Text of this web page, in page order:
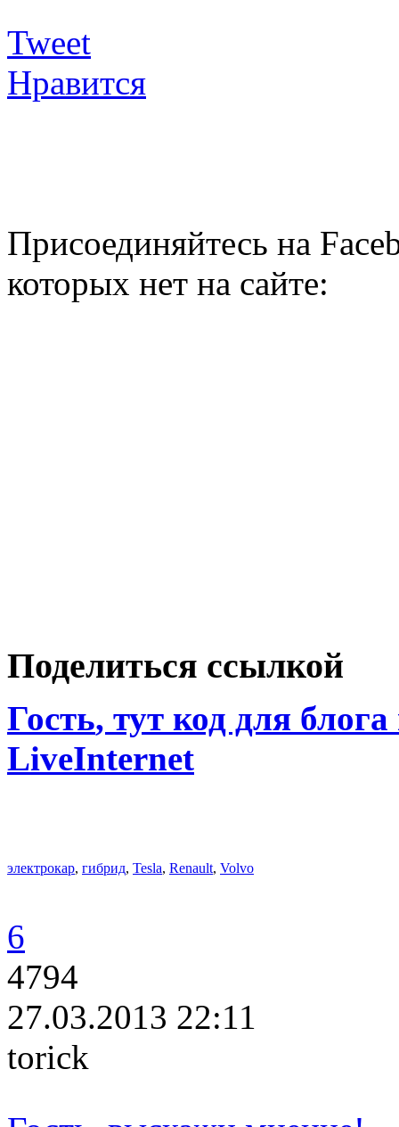
Tweet
Нравится
Присоединяйтесь на
которых нет на сайте:
Поделиться ссылкой
Гость, тут код для
LiveInternet
электрокар, гибрид, Tesla, Renault, Volvo
6
4794
27.03.2013 22:11
torick